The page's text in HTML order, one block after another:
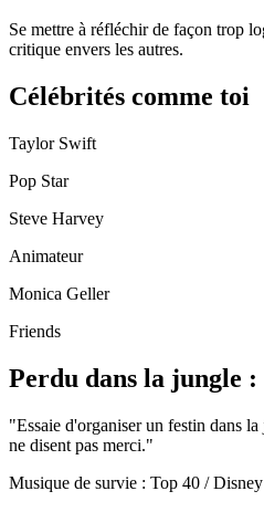
Se mettre à réfléchir de façon trop
critique envers les autres.
Célébrités comme toi
Taylor Swift
Pop Star
Steve Harvey
Animateur
Monica Geller
Friends
Perdu dans la jungle :
"Essaie d'organiser un festin dans
ne disent pas merci."
Musique de survie : Top 40 / Disney